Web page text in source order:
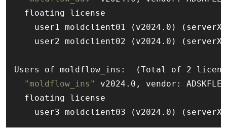
  floating license
user1 moldclient01 (v2024.0)
user2 moldclient02 (v2024.0)
Users of moldflow_ins:  (Total of 2
"moldflow_ins"
v2024.0, vendor: ADSKFLEX
  floating license